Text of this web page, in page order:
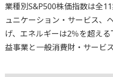
業種別S&P500株価指数は全
ュニケーション・サービス、
げ、エネルギーは2％を超え
益事業と一般消費財・サービ